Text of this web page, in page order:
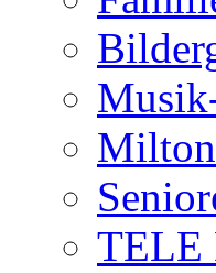
TELE